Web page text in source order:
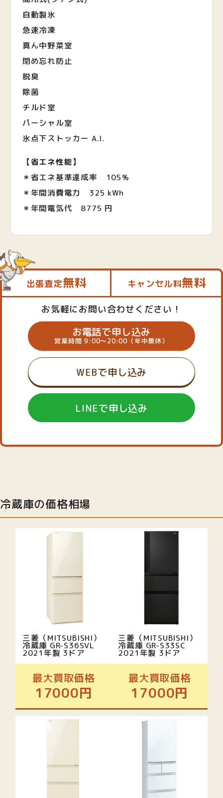
自動製氷
急速冷凍
真ん中野菜室
閉め忘れ防止
脱臭
除菌
チルド室
パーシャル室
氷点下ストッカー A.I.
【省エネ性能】
＊省エネ基準達成率 105%
＊年間消費電力 325 kWh
＊年間電気代 8775 円
出張査定無料 キャンセル料無料
お気軽にお問い合わせください！
お電話で申し込み
営業時間 9:00～20:00（年中無休）
WEBで申し込み
LINEで申し込み
冷蔵庫の価格相場
三菱（MITSUBISHI）
冷蔵庫 GR-S36SVL
2021年製 3ドア
最大買取価格
17000円
三菱（MITSUBISHI）
冷蔵庫 GR-S33SC
2021年製 3ドア
最大買取価格
17000円